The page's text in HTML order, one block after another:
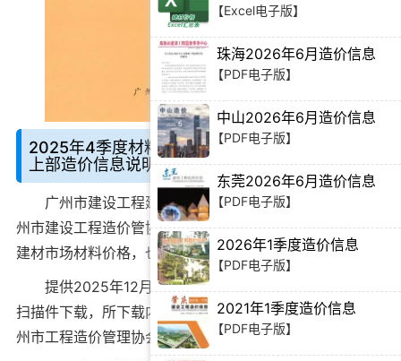
2025年4季度材料厂商设备价格第2册[安装材料]
上部造价信息说明：
广州市建设工程建材市场价格期刊PDF扫描件，由广
州市建设工程造价管协会官方在2025年12月发布的广州市
建材市场材料价格，也是广州市地区建材厂商报价。
提供2025年12月广州市建材厂商报价期刊pdf电子版
扫描件下载，所下载内容是广州市建材厂商上报汇总至广
州市工程造价管理协会后统计得出的建材市场材料价格。
【Excel电子版】
珠海2026年6月造价信息
【PDF电子版】
中山2026年6月造价信息
【PDF电子版】
东莞2026年6月造价信息
【PDF电子版】
2026年1季度造价信息
【PDF电子版】
2021年1季度造价信息
【PDF电子版】